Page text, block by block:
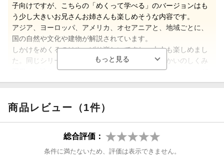
これからのグローバル社会を生きる子どもたちには、
世界にはさまざまな国と文化があることを知り、
柔軟な対応力をつけていくことが重要です。
でも、お子さんが他の国に興味を持つきっかけがなかなかない...
という時には、このしかけつきの図鑑を使って、
クイズ感覚で楽しく知識を増やしていってはいかがでしょうか？
【目次】
・せかいのくらし
・東アジアの国ぐに
子向けですが、こちらの「めくって学べる」のバージョンはも
う少し大きいお兄さんお姉さんも楽しめそうな内容です。
アジア、ヨーロッパ、アメリカ、オセアニアと、地域ごとに、
国の自然や文化や建物が解説されています。
しかけをめくるのはやっぱり楽しいですね。大人も楽しめまし
た。同じシリーズの『もののしくみ図鑑』や『きかいのしくみ
図鑑』も読んでみたいと思います。（クッチーナママさん 40
代・東京都 女の子17歳、女の子14歳、男の子12歳）
【情報提供・絵本ナビ】
商品レビュー（1件）
総合評価：
条件に満たないため、評価は表示できません。